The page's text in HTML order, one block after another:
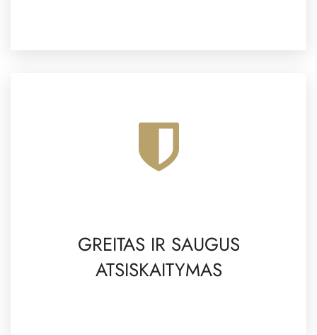
GREITAS IR SAUGUS
ATSISKAITYMAS